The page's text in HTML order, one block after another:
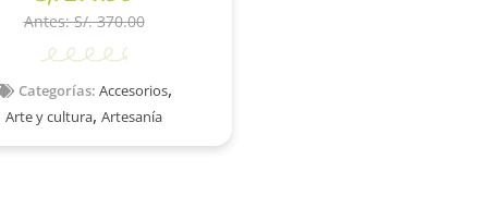
Antes: S/. 370.00
Categorías: Accesorios,
Arte y cultura, Artesanía